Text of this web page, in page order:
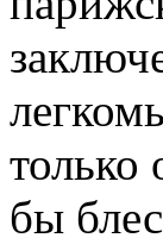
только
бы